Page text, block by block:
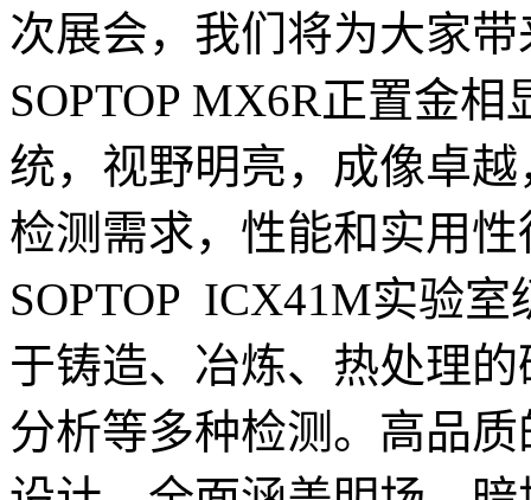
次展会，我们将为大家
SOPTOP MX6R正置金
统，视野明亮，成像卓
检测需求，性能和实用
SOPTOP ICX41M实验
于铸造、冶炼、热处理
分析等多种检测。高品